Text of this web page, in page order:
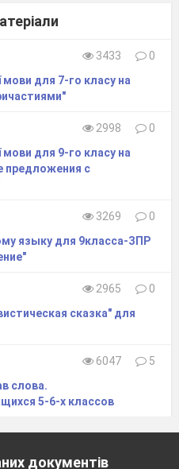
вручением
сажают в волшебном
ой
замок королевства).
слово и записать
три человека,
за партой).
рассказать
встретилось в
3433
0
мови для 7-го класу на
2998
0
мови для 9-го класу на
предложения с
3269
0
языку для 9класса-ЗПР
2965
0
сказка" для
6047
5
слова.
5-6-х классов
документів